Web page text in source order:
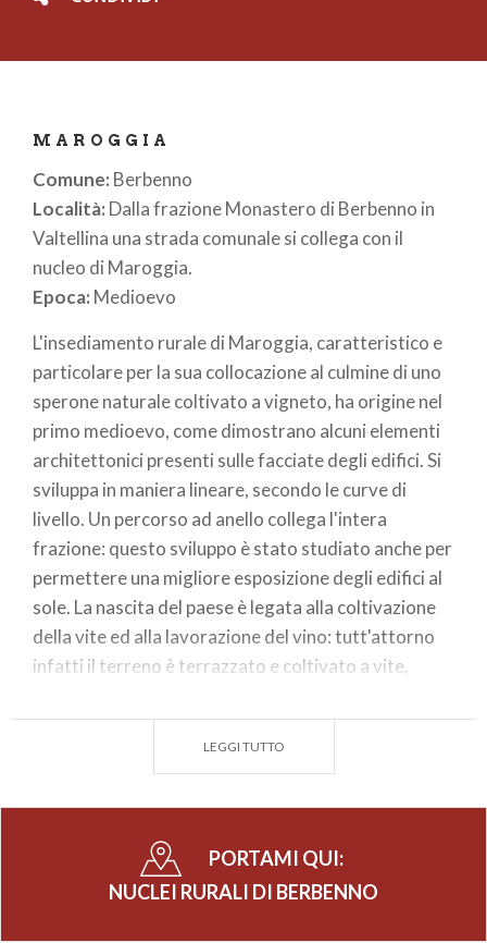
MAROGGIA
Comune: Berbenno
Località: Dalla frazione Monastero di Berbenno in
Valtellina una strada comunale si collega con il
nucleo di Maroggia.
Epoca: Medioevo
L'insediamento rurale di Maroggia, caratteristico e
particolare per la sua collocazione al culmine di uno
sperone naturale coltivato a vigneto, ha origine nel
primo medioevo, come dimostrano alcuni elementi
architettonici presenti sulle facciate degli edifici. Si
sviluppa in maniera lineare, secondo le curve di
livello. Un percorso ad anello collega l'intera
frazione: questo sviluppo è stato studiato anche per
permettere una migliore esposizione degli edifici al
sole. La nascita del paese è legata alla coltivazione
della vite ed alla lavorazione del vino: tutt'attorno
infatti il terreno è terrazzato e coltivato a vite,
esposizione. Le case sono realizzate seguendo le
tecniche costruttive tipiche degli edifici rurali
copertura a due falde con orditura in legno e tegole
di pietra, ballatoi in legno nella parte esposta a sud,
scale in pietra di collegamento ai piani superiori.
Ogni edificio è caratterizzato dalla presenza di
LEGGI TUTTO
PORTAMI QUI:
NUCLEI RURALI DI BERBENNO